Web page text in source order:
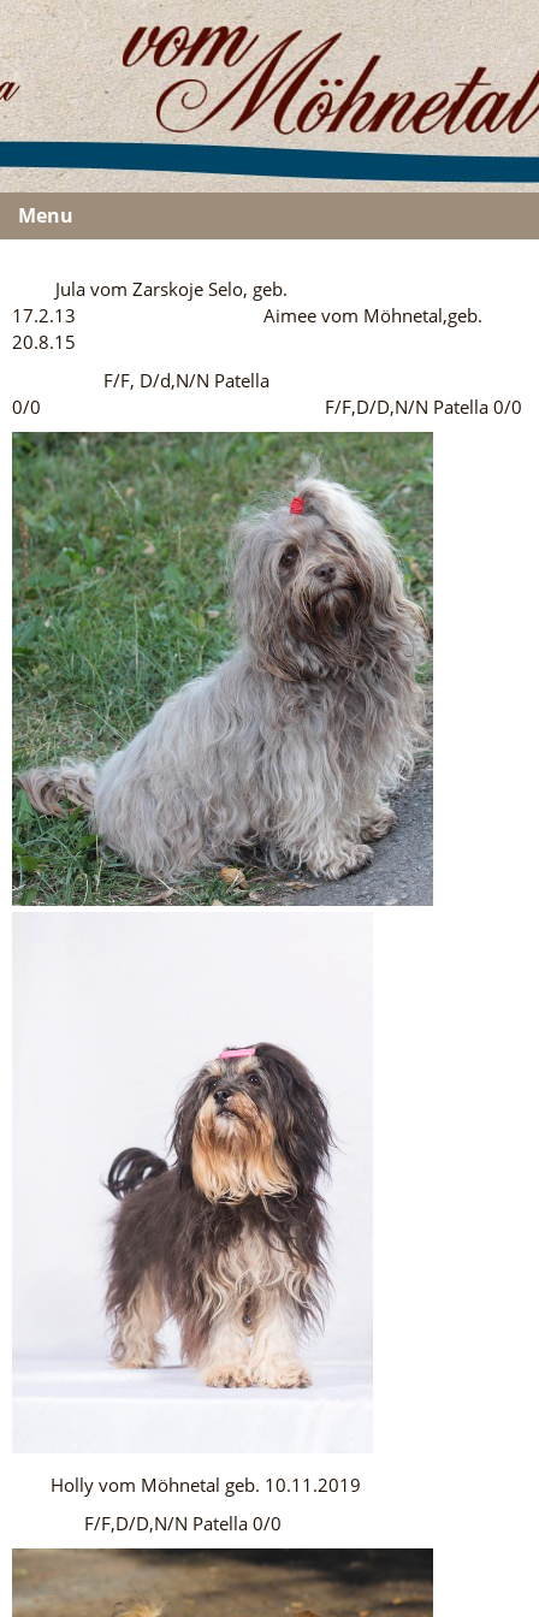
Menu
Jula vom Zarskoje Selo, geb.
17.2.13 Aimee vom Möhnetal,geb.
20.8.15
F/F, D/d,N/N Patella
0/0 F/F,D/D,N/N Patella 0/0
Holly vom Möhnetal geb. 10.11.2019
F/F,D/D,N/N Patella 0/0